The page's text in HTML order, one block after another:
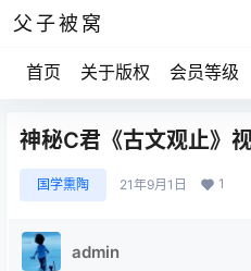
父子被窝
首页 关于版权 会员等级
神秘C君《古文观止》
国学熏陶 21年9月1日 1
admin